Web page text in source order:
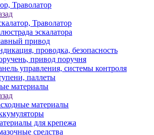
Траволатор
Траволатор
эскалатора
привод
проводка, безопасность
привод поручня
управления, системы контроля
паллеты
материалы
материалы
для крепежа
средства